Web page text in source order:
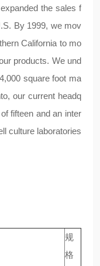
the sales f
By 1999, we mov
California to mo
products. We und
square foot ma
our current headq
fifteen and an inter
culture laboratories
规
格